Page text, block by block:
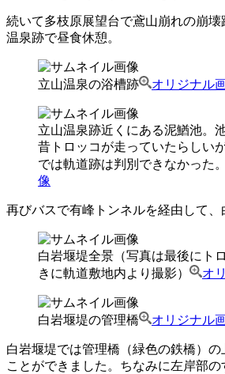
続いて多枝原展望台で鳶山崩れの崩
温泉跡で昼食休憩。
立山温泉の浴槽跡 オリジナル
立山温泉跡近くにある泥鰌池。
昔トロッコが走っていたらしい
では軌道跡は判別できなかった。
像
再びバスで有峰トンネルを経由して、
白岩堰堤全景（写真は最後にト
きに軌道敷地内より撮影）
オ
白岩堰堤の管理橋 オリジナル
白岩堰堤では管理橋（緑色の鉄橋）
ことができました。ちなみに左岸部